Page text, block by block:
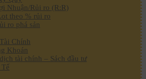
Nhuận/Rủi ro (R:R)
theo % rủi ro
ro phá sản
Chính
Khoán
tài chính – Sách đầu tư